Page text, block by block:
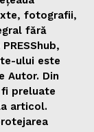
fotografii,
fără
ului este
Autor. Din
preluate
articol.